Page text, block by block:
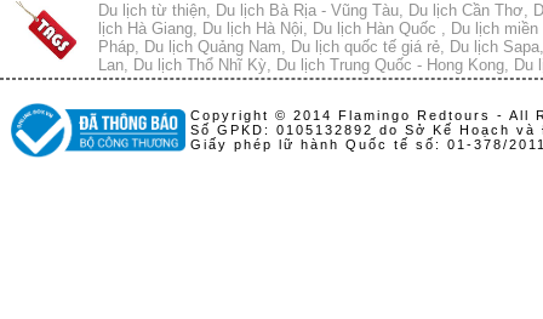
Du lịch từ thiện, Du lịch Bà Rịa - Vũng Tàu, Du lịch Cần Thơ,
lịch Hà Giang, Du lịch Hà Nội, Du lịch Hàn Quốc , Du lịch miền
Pháp, Du lịch Quảng Nam, Du lịch quốc tế giá rẻ, Du lịch Sapa
Lan, Du lịch Thổ Nhĩ Kỳ, Du lịch Trung Quốc - Hong Kong, Du
Copyright © 2014 Flamingo Redtours - All
Số GPKD: 0105132892 do Sở Kế Hoạch
Giấy phép lữ hành Quốc tế số: 01-378/